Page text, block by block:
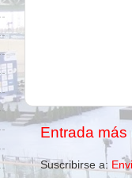
Entrada más
Suscribirse a: